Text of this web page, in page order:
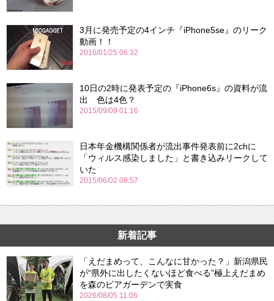
3月に発売予定の4インチ『iPhone5se』のリーク
動画！！
2016/01/25 06:32
10日の2時に発表予定の『iPhone6s』の資料が流
出 色は4色？
2015/09/09 01:16
日本年金機構関係者が流出事件発表前に2chに
「ウィルス感染しました」と書き込みリークして
いた
2015/06/02 08:57
新着記事
「えだまめって、こんなに甘かった？」新潟県民
が“県外に出したくないほど食べる”極上えだまめ
を森のビアガーデンで実食
2026/08/05 11:06